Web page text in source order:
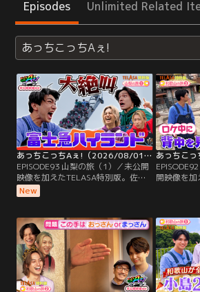
Episodes Unlimited Related
あっちこっちAぇ!
あっちこっちAぇ!（2026/08/01放送分）第93話
EPISODE93 山梨の旅（1）／未公開
映像を加えたTELASA特別版。佐野
が絶叫アトラクションの実験台に！
過去、番組で何を仕掛けても心拍数
野は、富士急ハイランドのアトラク
ションでドキドキするのか実験を行
うことに！急旋回が人気のバイク型
ジェットコースターでは、予想外の
動きに大絶叫！
New
開映像を加
おいしさの
絶叫！する
てくる！？
トをゲッ